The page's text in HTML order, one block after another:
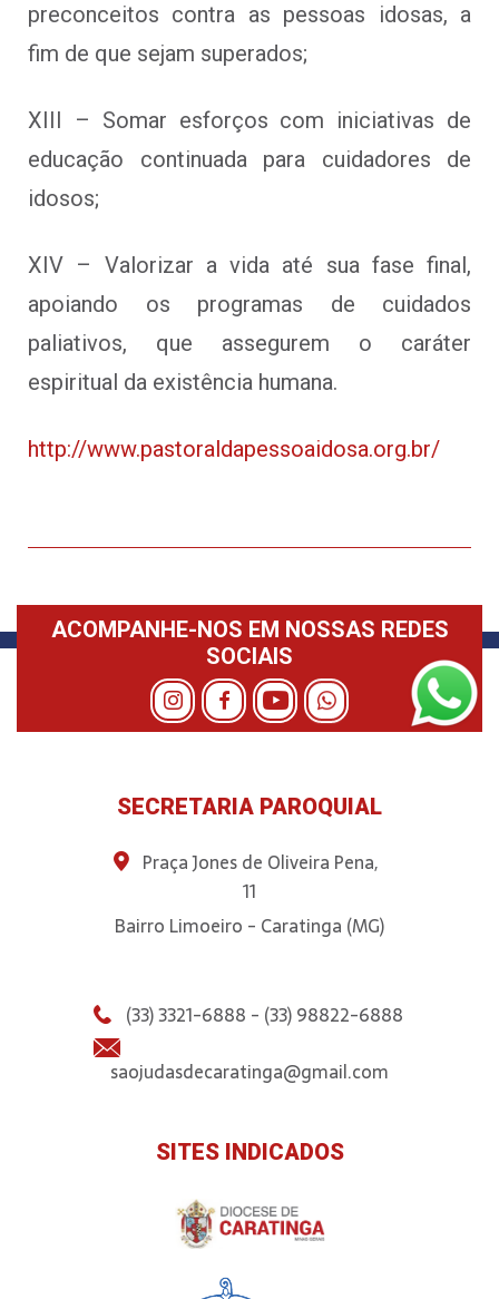
preconceitos contra as pessoas idosas, a
fim de que sejam superados;
XIII – Somar esforços com iniciativas de
educação continuada para cuidadores de
idosos;
XIV – Valorizar a vida até sua fase final,
apoiando os programas de cuidados
paliativos, que assegurem o caráter
espiritual da existência humana.
http://www.pastoraldapessoaidosa.org.br/
ACOMPANHE-NOS EM NOSSAS REDES
SOCIAIS
SECRETARIA PAROQUIAL
Praça Jones de Oliveira Pena,
11
Bairro Limoeiro - Caratinga (MG)
(33) 3321-6888 - (33) 98822-6888
saojudasdecaratinga@gmail.com
SITES INDICADOS